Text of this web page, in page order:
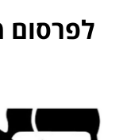
לפרסום